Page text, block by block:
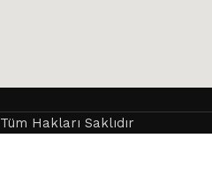
Tüm Hakları Saklıdır